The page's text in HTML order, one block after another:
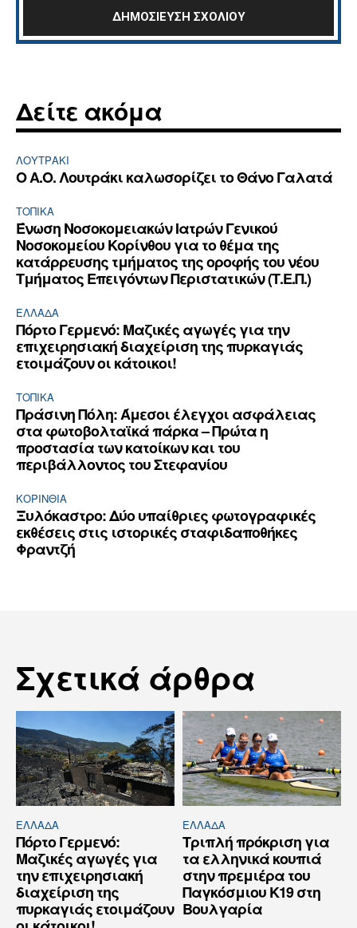
Δείτε ακόμα
ΛΟΥΤΡΆΚΙ
Ο Α.Ο. Λουτράκι καλωσορίζει το Θάνο Γαλατά
ΤΟΠΙΚΑ
Ένωση Νοσοκομειακών Ιατρών Γενικού
Νοσοκομείου Κορίνθου για το θέμα της
κατάρρευσης τμήματος της οροφής του νέου
Τμήματος Επειγόντων Περιστατικών (Τ.Ε.Π.)
ΕΛΛΆΔΑ
Πόρτο Γερμενό: Μαζικές αγωγές για την
επιχειρησιακή διαχείριση της πυρκαγιάς
ετοιμάζουν οι κάτοικοι!
ΤΟΠΙΚΑ
Πράσινη Πόλη: Άμεσοι έλεγχοι ασφάλειας
στα φωτοβολταϊκά πάρκα – Πρώτα η
προστασία των κατοίκων και του
περιβάλλοντος του Στεφανίου
ΚΟΡΙΝΘΊΑ
Ξυλόκαστρο: Δύο υπαίθριες φωτογραφικές
εκθέσεις στις ιστορικές σταφιδαποθήκες
Φραντζή
Σχετικά άρθρα
ΕΛΛΆΔΑ
Πόρτο Γερμενό:
Μαζικές αγωγές για
την επιχειρησιακή
διαχείριση της
πυρκαγιάς ετοιμάζουν
ΕΛΛΆΔΑ
Τριπλή πρόκριση για
τα ελληνικά κουπιά
στην πρεμιέρα του
Παγκόσμιου Κ19 στη
Βουλγαρία